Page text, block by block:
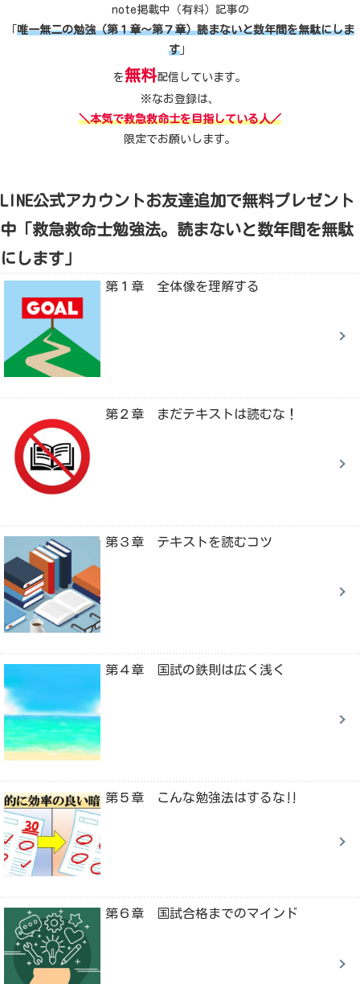
note掲載中（有料）記事の
唯一無二の勉強（第１章～第７章）読まないと数年間を無駄にしま
す
を無料配信しています。
※なお登録は、
＼本気で救急救命士を目指している人／
限定でお願いします。
LINE公式アカウントお友達追加で無料プレゼント
中「救急救命士勉強法。読まないと数年間を無駄
にします」
第１章 全体像を理解する
第２章 まだテキストは読むな！
第３章 テキストを読むコツ
第４章 国試の鉄則は広く浅く
第５章 こんな勉強法はするな‼
第６章 国試合格までのマインド